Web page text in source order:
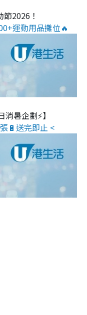
節2026！
運動用品攤位🔥
消暑企劃⚡】
🔋送完即止 <